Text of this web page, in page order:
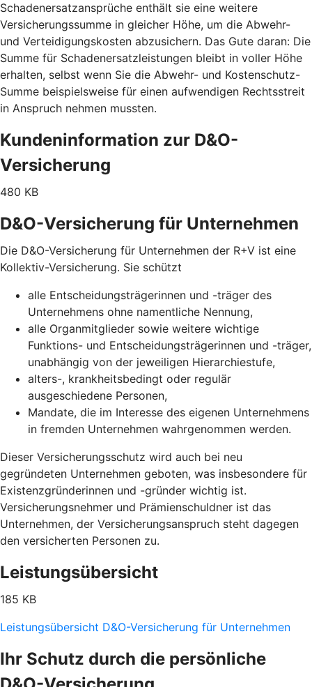
Schadenersatzansprüche enthält sie eine weitere
Versicherungssumme in gleicher Höhe, um die Abwehr-
und Verteidigungskosten abzusichern. Das Gute daran: Die
Summe für Schadenersatzleistungen bleibt in voller Höhe
erhalten, selbst wenn Sie die Abwehr- und Kostenschutz-
Summe beispielsweise für einen aufwendigen Rechtsstreit
in Anspruch nehmen mussten.
Kundeninformation zur D&O-
Versicherung
480 KB
D&O-Versicherung für Unternehmen
Die D&O-Versicherung für Unternehmen der R+V ist eine
Kollektiv-Versicherung. Sie schützt
alle Entscheidungsträgerinnen und -träger des
Unternehmens ohne namentliche Nennung,
alle Organmitglieder sowie weitere wichtige
Funktions- und Entscheidungsträgerinnen und -träger,
unabhängig von der jeweiligen Hierarchiestufe,
alters-, krankheitsbedingt oder regulär
ausgeschiedene Personen,
Mandate, die im Interesse des eigenen Unternehmens
in fremden Unternehmen wahrgenommen werden.
Dieser Versicherungsschutz wird auch bei neu
gegründeten Unternehmen geboten, was insbesondere für
Existenzgründerinnen und -gründer wichtig ist.
Versicherungsnehmer und Prämienschuldner ist das
Unternehmen, der Versicherungsanspruch steht dagegen
den versicherten Personen zu.
Leistungsübersicht
185 KB
Leistungsübersicht D&O-Versicherung für Unternehmen
Ihr Schutz durch die persönliche